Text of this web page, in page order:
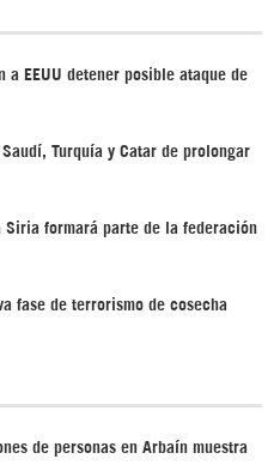
a EEUU detener posible ataque de
Turquía y Catar de prolongar
Siria formará parte de la federación
fase de terrorismo de cosecha
de personas en Arbaín muestra